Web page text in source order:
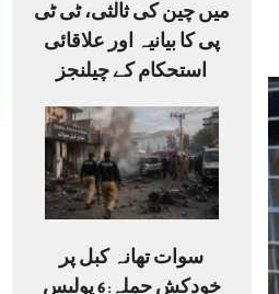
میں چین کی ثالثی، ٹی ٹی
پی کا بیانیہ اور علاقائی
استحکام کے چیلنجز
سوات تھانہ کبل پر